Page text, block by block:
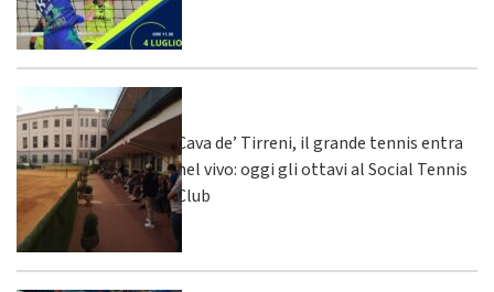
Cava de’ Tirreni, il grande tennis entra
nel vivo: oggi gli ottavi al Social Tennis
Club